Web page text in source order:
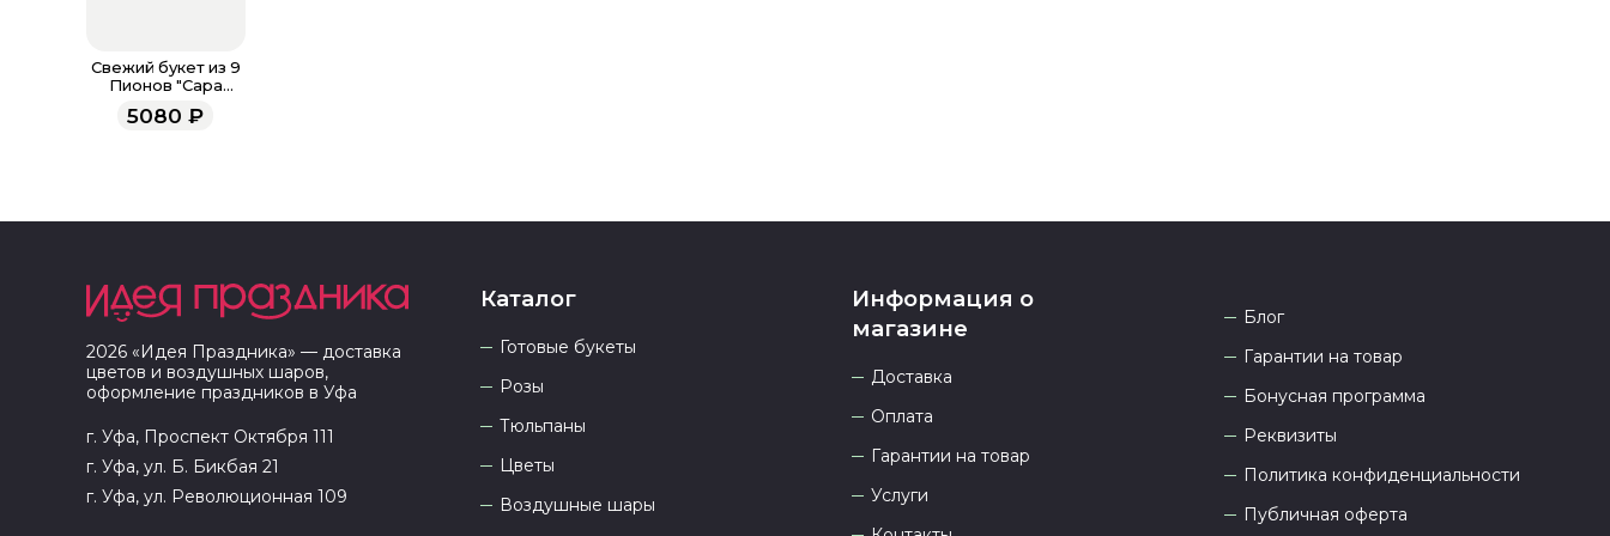
Свежий букет из 9
Пионов "Сара
Бернар”
5080 ₽
2026 «Идея Праздника» — доставка
цветов и воздушных шаров,
оформление праздников в Уфа
г. Уфа, Проспект Октября 111
г. Уфа, ул. Б. Бикбая 21
г. Уфа, ул. Революционная 109
Каталог
Готовые букеты
Розы
Тюльпаны
Цветы
Воздушные шары
Информация о
магазине
Доставка
Оплата
Гарантии на товар
Услуги
Блог
Гарантии на товар
Бонусная программа
Реквизиты
Политика конфиденциальности
Публичная оферта